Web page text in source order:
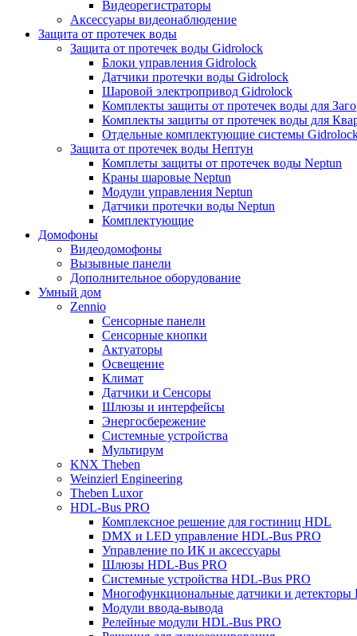
Видеорегистраторы
Аксессуары видеонаблюдение
Защита от протечек воды
Защита от протечек воды Gidrolock
Блоки управления Gidrolock
Датчики протечки воды Gidrolock
Шаровой электропривод Gidrolock
Комплекты защиты от протечек воды для
Комплекты защиты от протечек воды для
Отдельные комплектующие системы
Защита от протечек воды Нептун
Комплеты защиты от протечек воды Neptun
Краны шаровые Neptun
Модули управления Neptun
Датчики протечки воды Neptun
Комплектующие
Домофоны
Видеодомофоны
Вызывные панели
Дополнительное оборудование
Умный дом
Zennio
Сенсорные панели
Сенсорные кнопки
Актуаторы
Освещение
Климат
Датчики и Сенсоры
Шлюзы и интерфейсы
Энергосбережение
Системные устройства
Мультирум
KNX Theben
Weinzierl Engineering
Theben Luxor
HDL-Bus PRO
Комплексное решение для гостиниц HDL
DMX и LED управление HDL-Bus PRO
Управление по ИК и аксессуары
Шлюзы HDL-Bus PRO
Системные устройства HDL-Bus PRO
Многофункциональные датчики и детекторы
Модули ввода-вывода
Релейные модули HDL-Bus PRO